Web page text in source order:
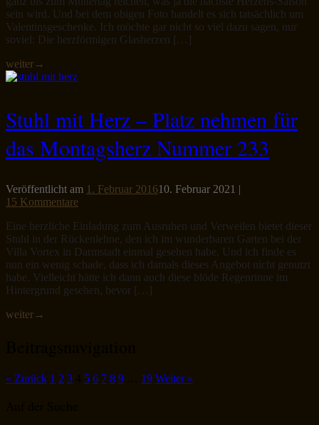
sein wird. Und bei dem obigen Foto handelt es sich tatsächlich um
Valentinsgeschenke. Ich möchte gar nicht so viel dazu sagen, nur
soviel: Die herzförmigen Glasherzen […]
weiter→
Stuhl mit Herz – Platz nehmen für
das Montagsherz Nummer 233
Veröffentlicht am 1. Februar 201610. Februar 2021 |
15 Kommentare
Eine herzliche Einladung zum Ausruhen und Verweilen bietet dieser
Stuhl in der Rückenlehne, den ich im wunderbaren Garten bei der
Villa Vortex in Darmstadt einmal gesehen habe. Und ich finde es
nun ein wenig schade, dass ich damals dieses Angebot nicht genutzt
habe. Vielleicht hätte ich dann auch diese blöde Regenrinne im
Hintergrund gesehen, bevor […]
weiter→
« Zurück 1 2 3 5 6 7 8 9 19 Weiter »